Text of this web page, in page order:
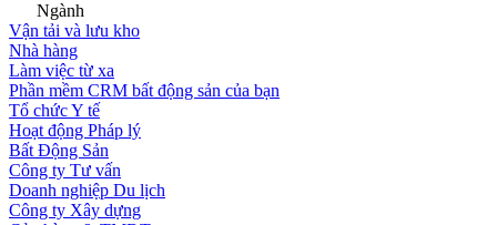
Ngành
Vận tải và lưu kho
Nhà hàng
Làm việc từ xa
Phần mềm CRM bất động sản của bạn
Tổ chức Y tế
Hoạt động Pháp lý
Bất Động Sản
Công ty Tư vấn
Doanh nghiệp Du lịch
Công ty Xây dựng